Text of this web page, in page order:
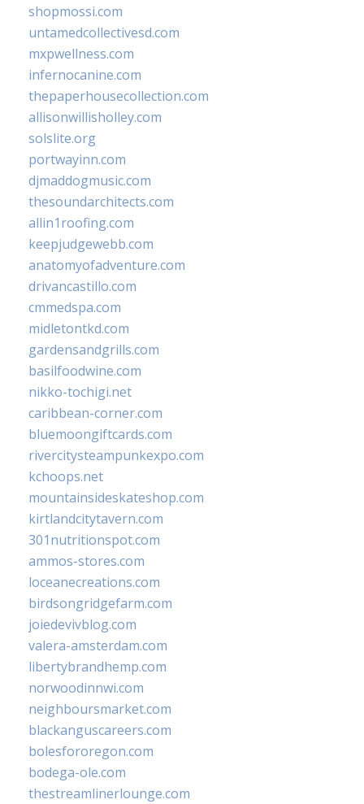
shopmossi.com
untamedcollectivesd.com
mxpwellness.com
infernocanine.com
thepaperhousecollection.com
allisonwillisholley.com
solslite.org
portwayinn.com
djmaddogmusic.com
thesoundarchitects.com
allin1roofing.com
keepjudgewebb.com
anatomyofadventure.com
drivancastillo.com
cmmedspa.com
midletontkd.com
gardensandgrills.com
basilfoodwine.com
nikko-tochigi.net
caribbean-corner.com
bluemoongiftcards.com
rivercitysteampunkexpo.com
kchoops.net
mountainsideskateshop.com
kirtlandcitytavern.com
301nutritionspot.com
ammos-stores.com
loceanecreations.com
birdsongridgefarm.com
joiedevivblog.com
valera-amsterdam.com
libertybrandhemp.com
norwoodinnwi.com
neighboursmarket.com
blackanguscareers.com
bolesfororegon.com
bodega-ole.com
thestreamlinerlounge.com